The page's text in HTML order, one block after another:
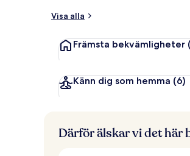
Visa alla
Främsta bekvämligheter
Känn dig som hemma (6)
Därför älskar vi det här